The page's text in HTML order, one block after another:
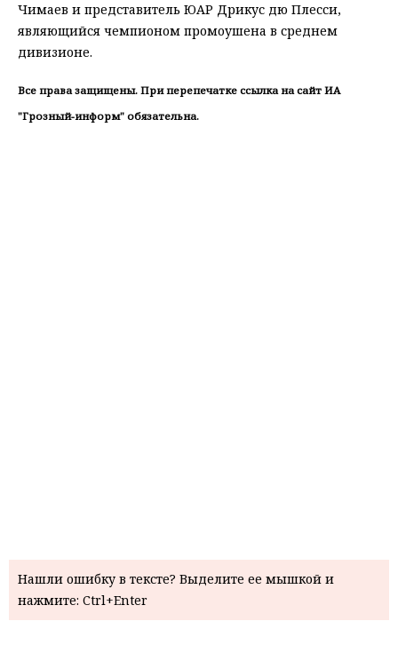
Чимаев и представитель ЮАР Дрикус дю Плесси,
являющийся чемпионом промоушена в среднем
дивизионе.
Все права защищены. При перепечатке ссылка на сайт ИА
"Грозный-информ" обязательна.
Нашли ошибку в тексте? Выделите ее мышкой и
нажмите: Ctrl+Enter